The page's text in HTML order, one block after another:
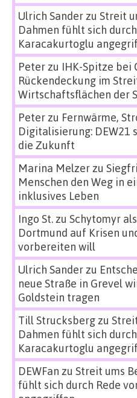
Ulrich Sanderzu Streit
Dahmen fühlt sich
Karacakurtoglu
Peterzu IHK-Spitze bei
Rückendeckung im
Wirtschaftsflächen der
Peterzu Fernwärme,
Digitalisierung: DEW21
die Zukunft
Marina Melzerzu
Menschen den Weg in
inklusives Leben
Ingo St.zu Schytomyr
Dortmund auf Krisen
vorbereiten will
Ulrich Sanderzu
neue Straße in Grevel
Goldstein tragen
Till Strucksbergzu
Dahmen fühlt sich
Karacakurtoglu
DEWFan zu Streit ums
fühlt sich durch Rede